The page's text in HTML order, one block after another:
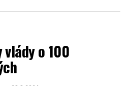
dává šanci skutečně řešit
prezidenti, předsedové vlád,
samosprávy, prezidenti
vědci, novináři a
vlády o 100